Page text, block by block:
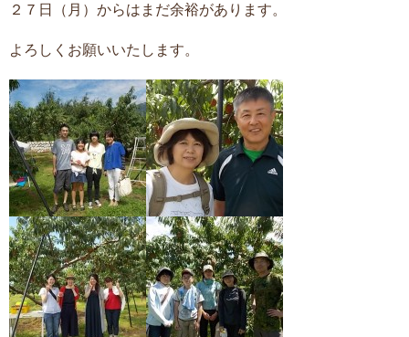
２７日（月）からはまだ余裕があります。
よろしくお願いいたします。